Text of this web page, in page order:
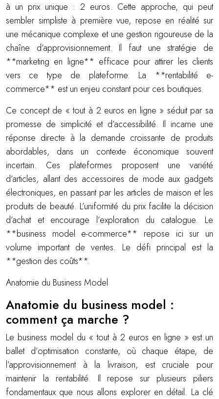
à un prix unique : 2 euros. Cette approche, qui peut
sembler simpliste à première vue, repose en réalité sur
une mécanique complexe et une gestion rigoureuse de la
chaîne d’approvisionnement. Il faut une stratégie de
**marketing en ligne** efficace pour attirer les clients
vers ce type de plateforme. La **rentabilité e-
commerce** est un enjeu constant pour ces boutiques.
Ce concept de « tout à 2 euros en ligne » séduit par sa
promesse de simplicité et d’accessibilité. Il incarne une
réponse directe à la demande croissante de produits
abordables, dans un contexte économique souvent
incertain. Ces plateformes proposent une variété
d’articles, allant des accessoires de mode aux gadgets
électroniques, en passant par les articles de maison et les
produits de beauté. L’uniformité du prix facilite la décision
d’achat et encourage l’exploration du catalogue. Le
**business model e-commerce** repose ici sur un
volume important de ventes. Le défi principal est la
**gestion des coûts**.
Anatomie du Business Model
Anatomie du business model :
comment ça marche ?
Le business model du « tout à 2 euros en ligne » est un
ballet d’optimisation constante, où chaque étape, de
l’approvisionnement à la livraison, est cruciale pour
maintenir la rentabilité. Il repose sur plusieurs piliers
fondamentaux que nous allons explorer en détail. La clé